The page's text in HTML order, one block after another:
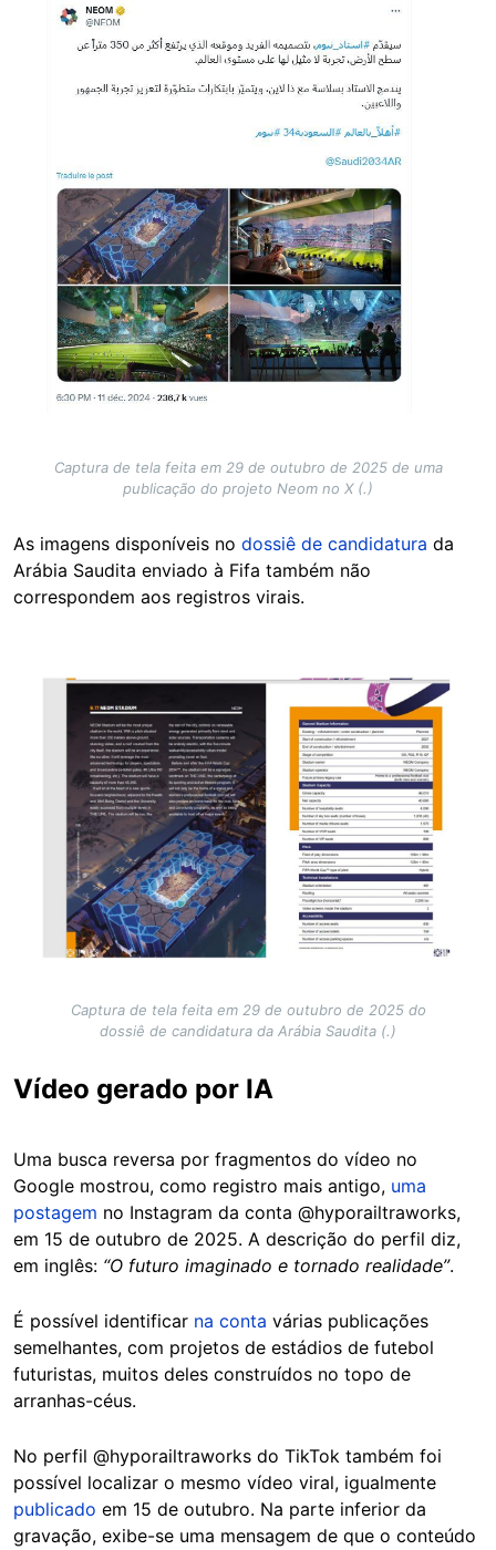
Captura de tela feita em 29 de outubro de 2025 de uma
publicação do projeto Neom no X (.)
As imagens disponíveis no dossiê de candidatura da
Arábia Saudita enviado à Fifa também não
correspondem aos registros virais.
Image
Captura de tela feita em 29 de outubro de 2025 do
dossiê de candidatura da Arábia Saudita (.)
Vídeo gerado por IA
Uma busca reversa por fragmentos do vídeo no
Google mostrou, como registro mais antigo, uma
postagem no Instagram da conta @hyporailtraworks,
em 15 de outubro de 2025. A descrição do perfil diz,
em inglês: “O futuro imaginado e tornado realidade”.
É possível identificar na conta várias publicações
semelhantes, com projetos de estádios de futebol
futuristas, muitos deles construídos no topo de
arranhas-céus.
No perfil @hyporailtraworks do TikTok também foi
possível localizar o mesmo vídeo viral, igualmente
publicado em 15 de outubro. Na parte inferior da
gravação, exibe-se uma mensagem de que o conteúdo